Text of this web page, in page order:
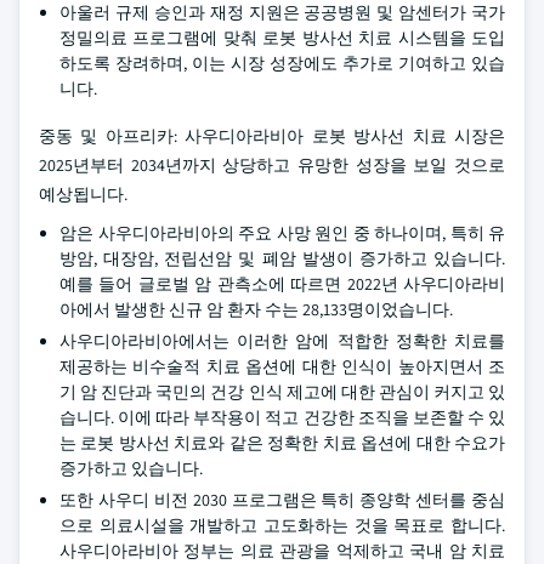
아울러 규제 승인과 재정 지원은 공공병원 및 암센터가 국가
정밀의료 프로그램에 맞춰 로봇 방사선 치료 시스템을 도입
하도록 장려하며, 이는 시장 성장에도 추가로 기여하고 있습
니다.
중동 및 아프리카: 사우디아라비아 로봇 방사선 치료 시장은
2025년부터 2034년까지 상당하고 유망한 성장을 보일 것으로
예상됩니다.
암은 사우디아라비아의 주요 사망 원인 중 하나이며, 특히 유
방암, 대장암, 전립선암 및 폐암 발생이 증가하고 있습니다.
예를 들어 글로벌 암 관측소에 따르면 2022년 사우디아라비
아에서 발생한 신규 암 환자 수는 28,133명이었습니다.
사우디아라비아에서는 이러한 암에 적합한 정확한 치료를
제공하는 비수술적 치료 옵션에 대한 인식이 높아지면서 조
기 암 진단과 국민의 건강 인식 제고에 대한 관심이 커지고 있
습니다. 이에 따라 부작용이 적고 건강한 조직을 보존할 수 있
는 로봇 방사선 치료와 같은 정확한 치료 옵션에 대한 수요가
증가하고 있습니다.
또한 사우디 비전 2030 프로그램은 특히 종양학 센터를 중심
으로 의료시설을 개발하고 고도화하는 것을 목표로 합니다.
사우디아라비아 정부는 의료 관광을 억제하고 국내 암 치료